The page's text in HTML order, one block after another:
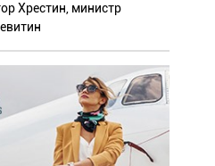
Хрестин, министр